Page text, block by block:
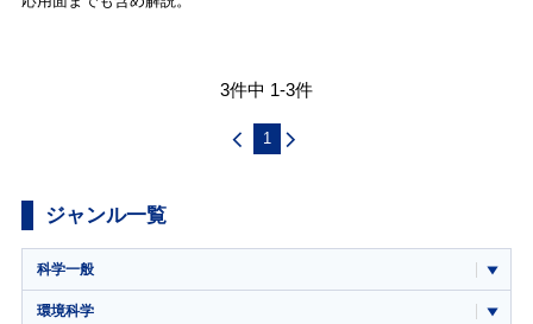
3件中 1-3件
1
ジャンル一覧
科学一般
環境科学